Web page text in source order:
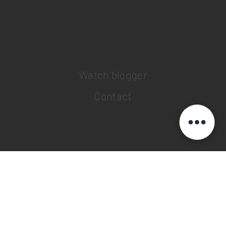
Watch blogger
Contact
Privacy policy